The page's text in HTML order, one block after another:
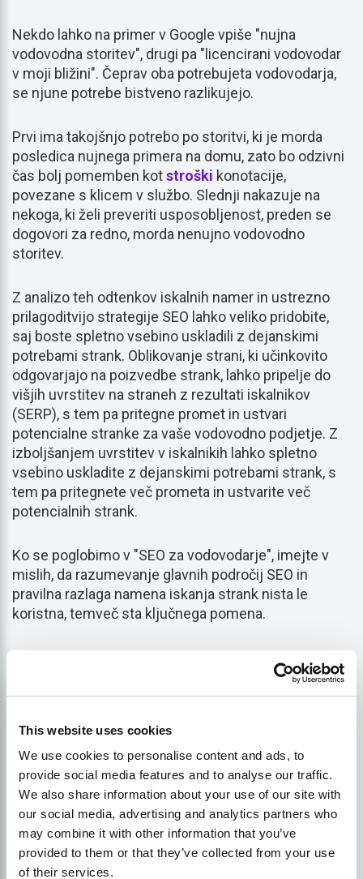
This website uses cookies
We use cookies to personalise content and ads, to
provide social media features and to analyse our traffic.
We also share information about your use of our site with
our social media, advertising and analytics partners who
may combine it with other information that you’ve
provided to them or that they’ve collected from your use
of their services.
Nekdo lahko na primer v Google vpiše "nujna
vodovodna storitev", drugi pa "licencirani vodovodar
v moji bližini". Čeprav oba potrebujeta vodovodarja,
se njune potrebe bistveno razlikujejo.
Prvi ima takojšnjo potrebo po storitvi, ki je morda
posledica nujnega primera na domu, zato bo odzivni
čas bolj pomemben kotstroški konotacije,
povezane s klicem v službo. Slednji nakazuje na
nekoga, ki želi preveriti usposobljenost, preden se
dogovori za redno, morda nenujno vodovodno
storitev.
Z analizo teh odtenkov iskalnih namer in ustrezno
prilagoditvijo strategije SEO lahko veliko pridobite,
saj boste spletno vsebino uskladili z dejanskimi
potrebami strank. Oblikovanje strani, ki učinkovito
odgovarjajo na poizvedbe strank, lahko pripelje do
višjih uvrstitev na straneh z rezultati iskalnikov
(SERP), s tem pa pritegne promet in ustvari
potencialne stranke za vaše vodovodno podjetje. Z
izboljšanjem uvrstitev v iskalnikih lahko spletno
vsebino uskladite z dejanskimi potrebami strank, s
tem pa pritegnete več prometa in ustvarite več
potencialnih strank.
Ko se poglobimo v "SEO za vodovodarje", imejte v
mislih, da razumevanje glavnih področij SEO in
pravilna razlaga namena iskanja strank nista le
koristna, temveč sta ključnega pomena.
vodovodnega spletnega
mesta za uspeh SEO
Uspeh na področju SEO za vodovodarje se začne z
dobro strukturirano in uporabniku prijazno spletno
stranjo. Dobro oblikovano spletno mesto je lahko
močno orodje za privabljanje potencialnih strank, saj
zagotavlja, da hitro in učinkovito dobijo koristne
informacije o vaših storitvah. Poglobimo se v